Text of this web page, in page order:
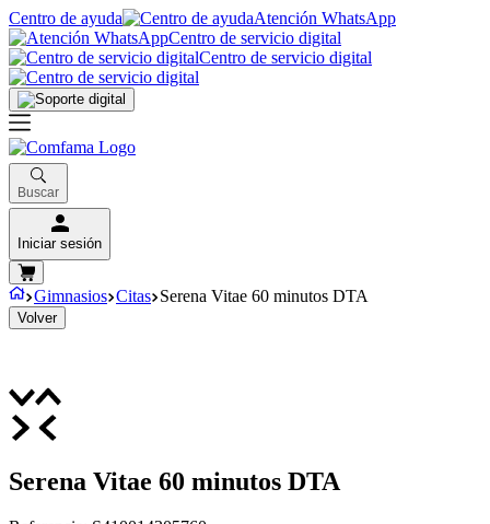
Centro de ayuda
Atención WhatsApp
Centro de servicio digital
Centro de servicio digital
Buscar
Iniciar sesión
Gimnasios Citas Serena Vitae 60 minutos DTA
Volver
Serena Vitae 60 minutos DTA